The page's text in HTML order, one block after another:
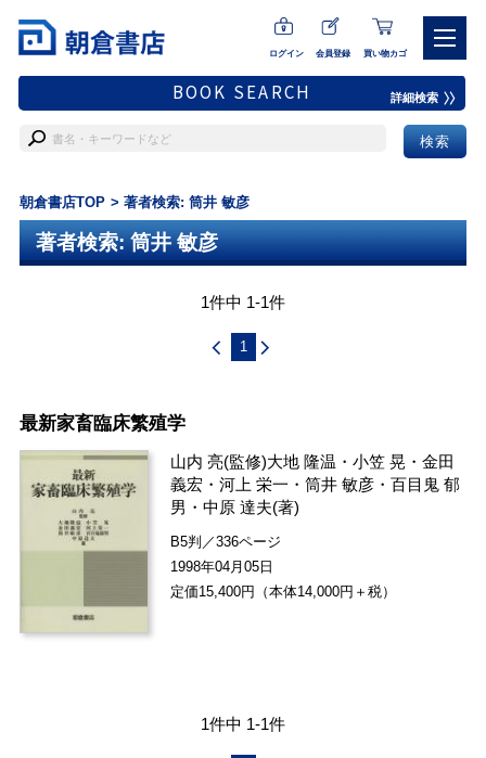
ログイン 会員登録 買い物カゴ
BOOK SEARCH 詳細検索
朝倉書店TOP 著者検索: 筒井 敏彦
著者検索: 筒井 敏彦
1件中 1-1件
1
最新家畜臨床繁殖学
山内 亮(監修)大地 隆温 ・小笠 晃 ・金田
義宏 ・河上 栄一 ・筒井 敏彦 ・百目鬼 郁
男 ・中原 達夫(著)
B5判／336ページ
1998年04月05日
定価15,400円（本体14,000円＋税）
1件中 1-1件